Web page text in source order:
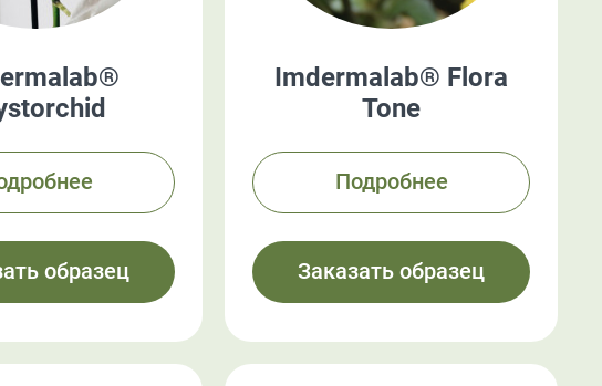
образец
Imdermalab® Flora
Tone
Подробнее
Заказать образец